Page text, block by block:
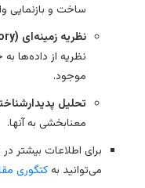
ساخت و بازنمایی
نظریه زمینه‌ای (Grounded Theory):
نظریه از داده‌ها
موجود.
تحلیل
معنابخشی به آنها.
برای اطلاعات بیشتر
می‌توانید به کتگوری